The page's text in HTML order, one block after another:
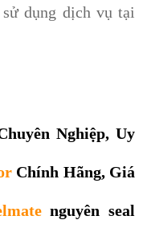
dụng dịch vụ tại
Nghiệp, Uy
Chính Hãng, Giá
nguyên seal